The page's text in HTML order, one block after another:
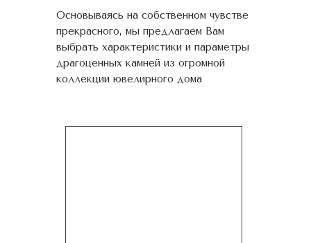
Основываясь на собственном чувстве
прекрасного, мы предлагаем Вам
выбрать характеристики и параметры
драгоценных камней из огромной
коллекции ювелирного дома